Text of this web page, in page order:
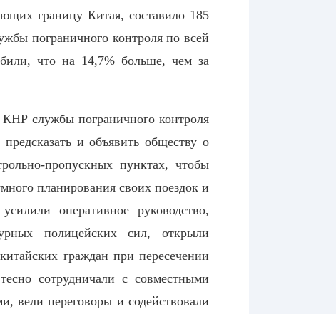
границу Китая, составило 185
пограничного контроля по всей
что на 14,7% больше, чем за
службы пограничного контроля
и объявить обществу о
пропускных пунктах, чтобы
планирования своих поездок и
оперативное руководство,
полицейских сил, открыли
граждан при пересечении
сотрудничали с совместными
вели переговоры и содействовали